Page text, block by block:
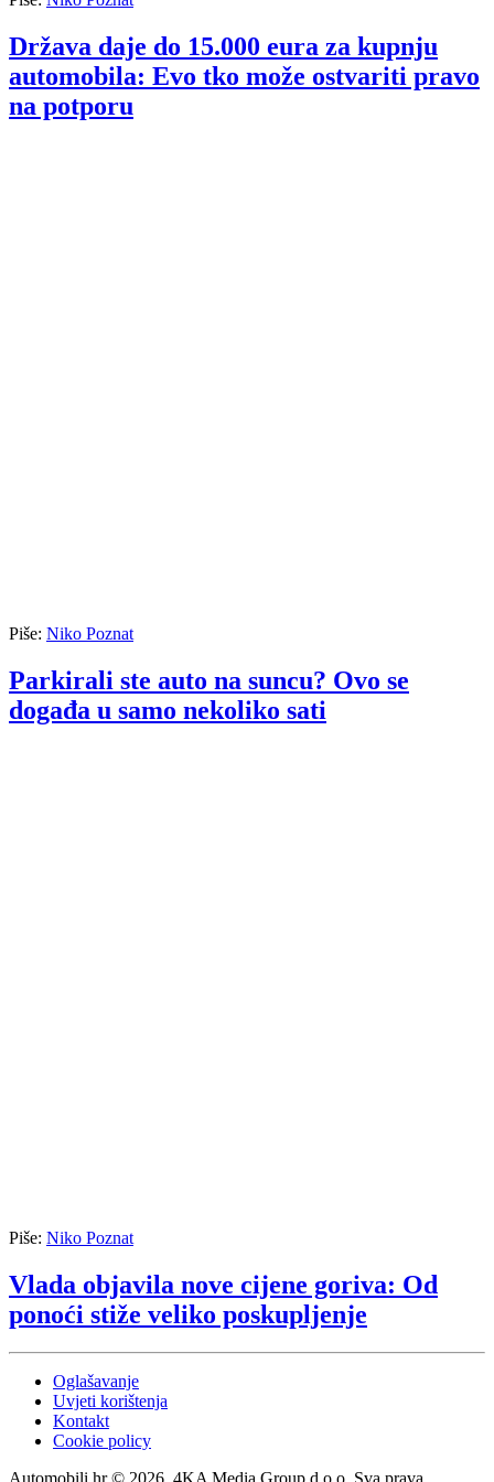
Država daje do 15.000 eura za kupnju
automobila: Evo tko može ostvariti pravo
na potporu
Piše: Niko Poznat
Parkirali ste auto na suncu? Ovo se
događa u samo nekoliko sati
Piše: Niko Poznat
Vlada objavila nove cijene goriva: Od
ponoći stiže veliko poskupljenje
Oglašavanje
Uvjeti korištenja
Kontakt
Cookie policy
Automobili.hr © 2026. 4KA Media Group d.o.o. Sva prava